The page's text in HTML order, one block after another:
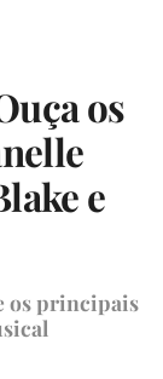
os
e
os principais